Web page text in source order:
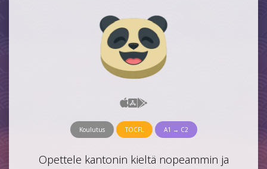
Koulutus TOCFL A1 → C2
Opettele kantonin kieltä nopeammin ja